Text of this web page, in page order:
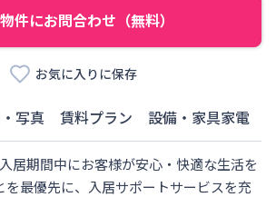
件にお問合わせ（無料）
お気に入りに保存
写真 賃料プラン 設備・家具家電
居期間中にお客様が安心・快適な生活を
を最優先に、入居サポートサービスを充